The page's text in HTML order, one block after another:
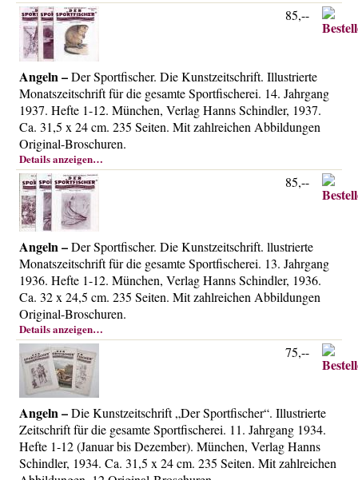
Angeln –Der Sportfischer. Die Kunstzeitschrift. Illustrierte
Monatszeitschrift für die gesamte Sportfischerei. 14. Jahrgang
1937. Hefte 1-12. München, Verlag Hanns Schindler, 1937.
Ca. 31,5 x 24 cm. 235 Seiten. Mit zahlreichen Abbildungen
Original-Broschuren.
Details anzeigen…
85,--
Angeln –Der Sportfischer. Die Kunstzeitschrift. llustrierte
Monatszeitschrift für die gesamte Sportfischerei. 13. Jahrgang
1936. Hefte 1-12. München, Verlag Hanns Schindler, 1936.
Ca. 32 x 24,5 cm. 235 Seiten. Mit zahlreichen Abbildungen
Original-Broschuren.
Details anzeigen…
85,--
Angeln –Die Kunstzeitschrift „Der Sportfischer“. Illustrierte
Zeitschrift für die gesamte Sportfischerei. 11. Jahrgang 1934.
Hefte 1-12 (Januar bis Dezember). München, Verlag Hanns
Schindler, 1934. Ca. 31,5 x 24 cm. 235 Seiten. Mit zahlreichen
75,--